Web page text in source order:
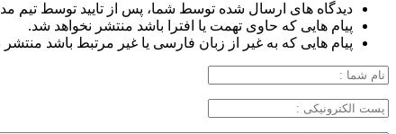
دیدگاه های ارسال شده توسط شما، پس از تایید توسط تیم
پیام هایی که حاوی تهمت یا افترا باشد منتشر نخواهد شد.
پیام هایی که به غیر از زبان فارسی یا غیر مرتبط باشد